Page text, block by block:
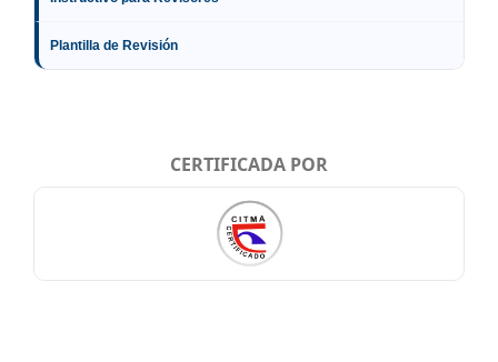
Plantilla de Revisión
CERTIFICADA POR